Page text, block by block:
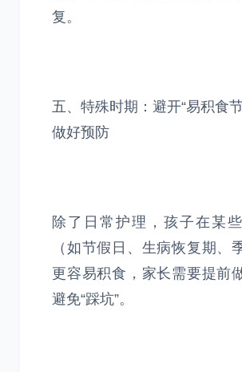
复。
五、特殊时期：避开“易积食
做好预防
除了日常护理，孩子在某
（如节假日、生病恢复期、
更容易积食，家长需要提前
避免“踩坑”。